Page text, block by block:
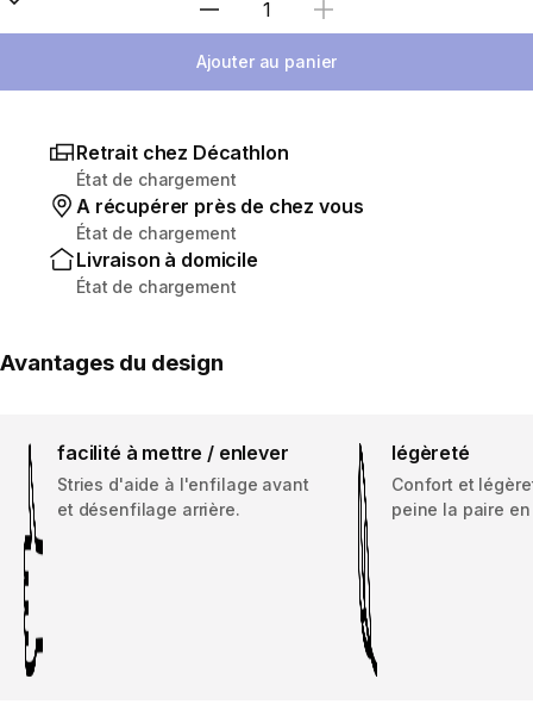
Choisir une quantité
Ajouter au panier
Retrait chez Décathlon
État de chargement
A récupérer près de chez vous
État de chargement
Livraison à domicile
État de chargement
Avantages du design
facilité à mettre / enlever
Stries d'aide à l'enfilage avant
et désenfilage arrière.
légèreté
Confort et
peine la paire